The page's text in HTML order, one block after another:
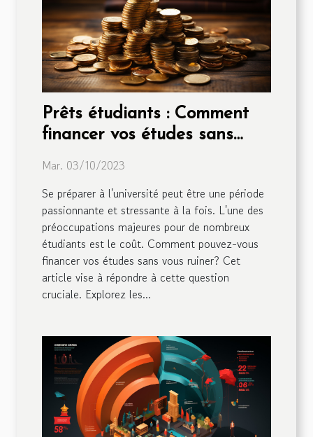
Prêts étudiants : Comment
financer vos études sans
Mar. 03/10/2023
Se préparer à l'université peut être une période
passionnante et stressante à la fois. L'une des
préoccupations majeures pour de nombreux
étudiants est le coût. Comment pouvez-vous
financer vos études sans vous ruiner? Cet
article vise à répondre à cette question
cruciale. Explorez les...